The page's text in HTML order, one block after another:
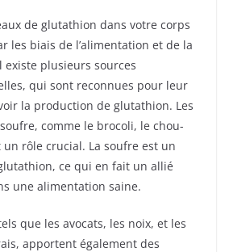
de glutathion dans votre corps
les biais de l’alimentation et de la
plusieurs sources
qui sont reconnues pour leur
la production de glutathion. Les
comme le brocoli, le chou-
un rôle crucial. La soufre est un
ce qui en fait un allié
une alimentation saine.
que les avocats, les noix, et les
apportent également des